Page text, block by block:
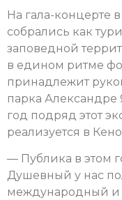
На гала-концерте
собрались как
заповедной
в едином ритме
принадлежит
парка Александре
год подряд этот
реализуется в
— Публика в этом
Душевный у нас
международный и